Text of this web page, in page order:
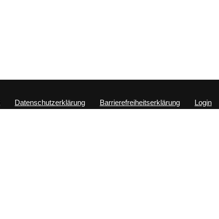
Datenschutzerklärung Barrierefreiheitserklärung
Login